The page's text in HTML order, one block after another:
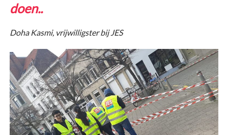
doen..
Doha Kasmi, vrijwilligster bij JES